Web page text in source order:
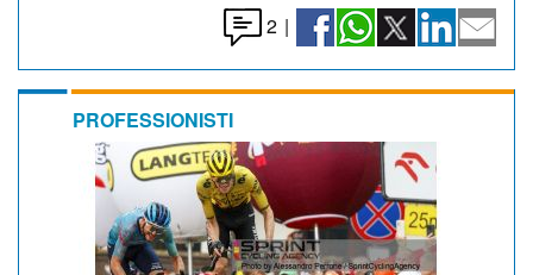
2 |
PROFESSIONISTI